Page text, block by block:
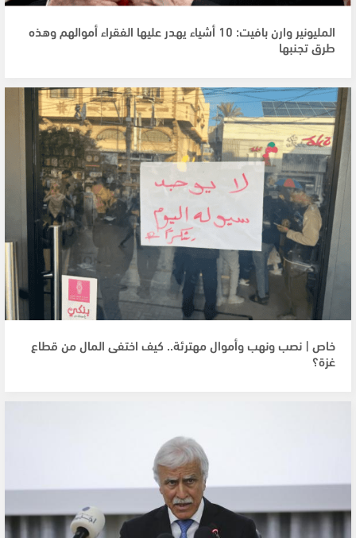
المليونير وارن بافيت: 10 أشياء يهدر عليها الفقراء أموالهم وهذه
طرق تجنبها
خاص | نصب ونهب وأموال مهترئة.. كيف اختفى المال من قطاع
غزة؟